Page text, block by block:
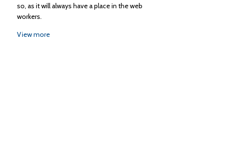
so, as it will always have a place in the web
workers.
View more